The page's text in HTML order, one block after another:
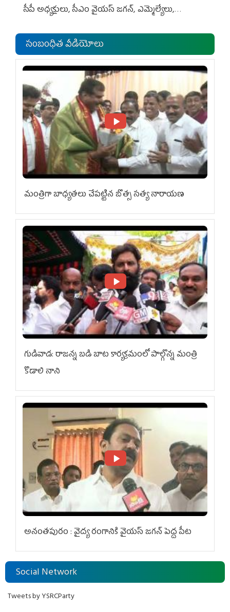
సీపీ అధ్య‌క్షులు, సీఎం వైయ‌స్ జ‌గ‌న్, ఎమ్మెల్యేలు,
సంబంధిత వీడియోలు
మంత్రిగా బాధ్యతలు చేపట్టిన బొత్స సత్య నారాయణ
గుడివాడ: రాజన్న బడి బాట కార్యక్రమంలో పాల్గొన్న మంత్రి
కొడాలి నాని
అనంతపురం : వైద్య రంగానికి వైయ‌స్ జ‌గ‌న్ పెద్ద పీట
Social Network
Tweets by YSRCParty